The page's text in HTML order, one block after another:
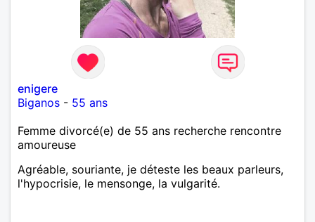
enigere
Biganos - 55 ans
Femme divorcé(e) de 55 ans recherche rencontre
amoureuse
Agréable, souriante, je déteste les beaux parleurs,
l'hypocrisie, le mensonge, la vulgarité.